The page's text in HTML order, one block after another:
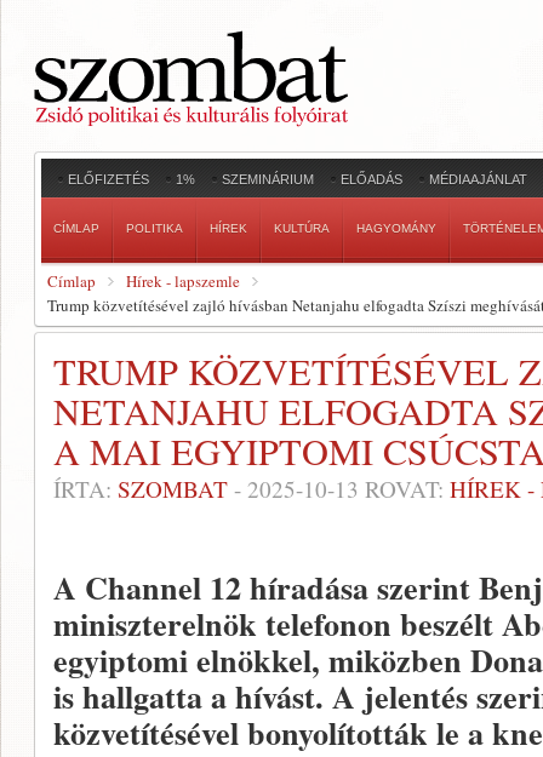
ELŐFIZETÉS 1% SZEMINÁRIUM ELŐADÁS MÉDIAAJÁNLAT
CÍMLAP POLITIKA HÍREK KULTÚRA HAGYOMÁNY
Címlap
Hírek - lapszemle
Trump közvetítésével zajló hívásban Netanjahu elfogadta Szíszi
TRUMP KÖZVETÍTÉSÉVEL
NETANJAHU ELFOGADTA
A MAI EGYIPTOMI
ÍRTA: SZOMBAT - 2025-10-13 ROVAT: HÍREK -
A Channel 12 híradása szerint
miniszterelnök telefonon beszélt
egyiptomi elnökkel, miközben
is hallgatta a hívást. A jelentés
közvetítésével bonyolították le a